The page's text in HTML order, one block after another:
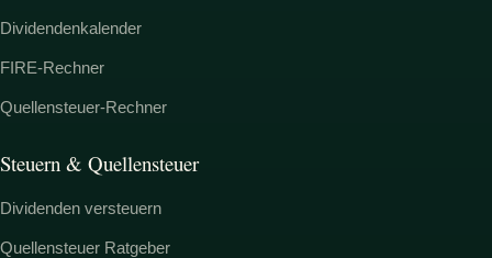
Dividendenkalender
FIRE-Rechner
Quellensteuer-Rechner
Steuern & Quellensteuer
Dividenden versteuern
Quellensteuer Ratgeber